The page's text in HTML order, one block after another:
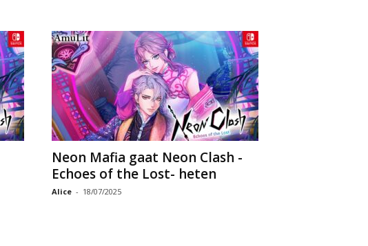
Neon Mafia gaat Neon Clash -
Echoes of the Lost- heten
Alice - 18/07/2025